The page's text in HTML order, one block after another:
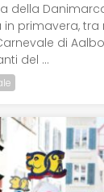
della
primavera, tra
di
del ...